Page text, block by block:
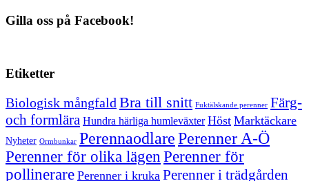
Gilla oss på Facebook!
Etiketter
Biologisk mångfald Bra till snitt Fuktälskande perenner Färg-
och formlära Hundra härliga humleväxter Höst Marktäckare
Nyheter Ormbunkar PerennaodlarePerenner A-Ö
Perenner för olika lägen Perenner för
pollinerare Perenner i kruka Perenner i trädgården